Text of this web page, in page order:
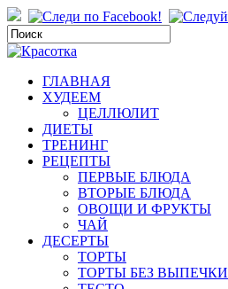
ГЛАВНАЯ
ХУДЕЕМ
ЦЕЛЛЮЛИТ
ДИЕТЫ
ТРЕНИНГ
РЕЦЕПТЫ
ПЕРВЫЕ БЛЮДА
ВТОРЫЕ БЛЮДА
ОВОЩИ И ФРУКТЫ
ЧАЙ
ДЕСЕРТЫ
ТОРТЫ
ТОРТЫ БЕЗ ВЫПЕЧКИ